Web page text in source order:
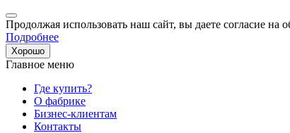
Продолжая использовать наш сайт, вы даете согласие на
Подробнее
Хорошо
Главное меню
Где купить?
О фабрике
Бизнес-клиентам
Контакты